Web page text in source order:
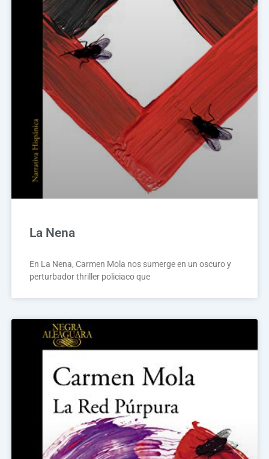
La Nena
En La Nena, Carmen Mola nos sumerge en un oscuro y
perturbador thriller policiaco que